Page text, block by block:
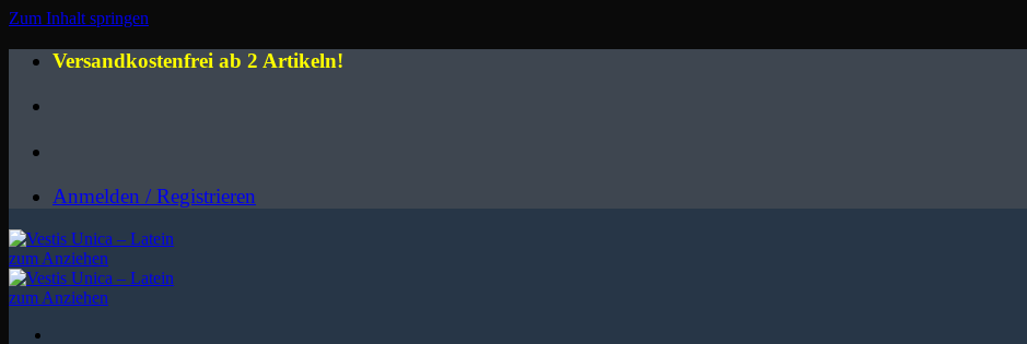
Zum Inhalt springen
Versandkostenfrei ab 2 Artikeln!
Anmelden / Registrieren